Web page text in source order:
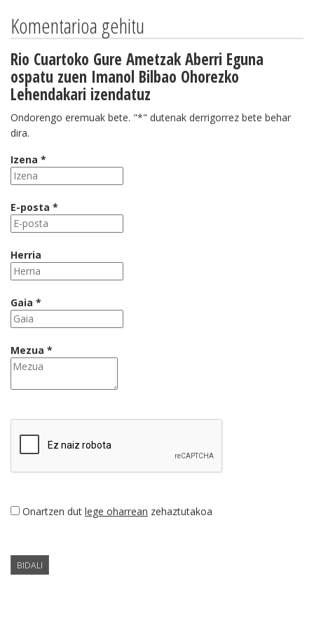
Komentarioa gehitu
Rio Cuartoko Gure Ametzak Aberri Eguna
ospatu zuen Imanol Bilbao Ohorezko
Lehendakari izendatuz
Ondorengo eremuak bete. "*" dutenak derrigorrez bete behar
dira.
Izena *
E-posta *
Herria
Gaia *
Mezua *
Onartzen dut lege oharrean zehaztutakoa
BIDALI